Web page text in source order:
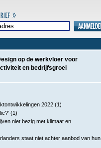
op de werkvloer voor
en bedrijfsgroei
2022 (1)
(1)
niet bezig met klimaat en
staat niet achter aanbod van hun